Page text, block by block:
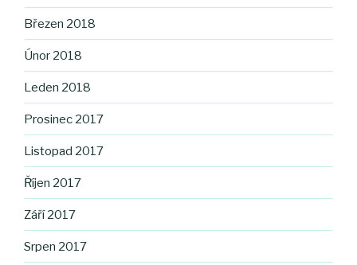
Březen 2018
Únor 2018
Leden 2018
Prosinec 2017
Listopad 2017
Říjen 2017
Září 2017
Srpen 2017